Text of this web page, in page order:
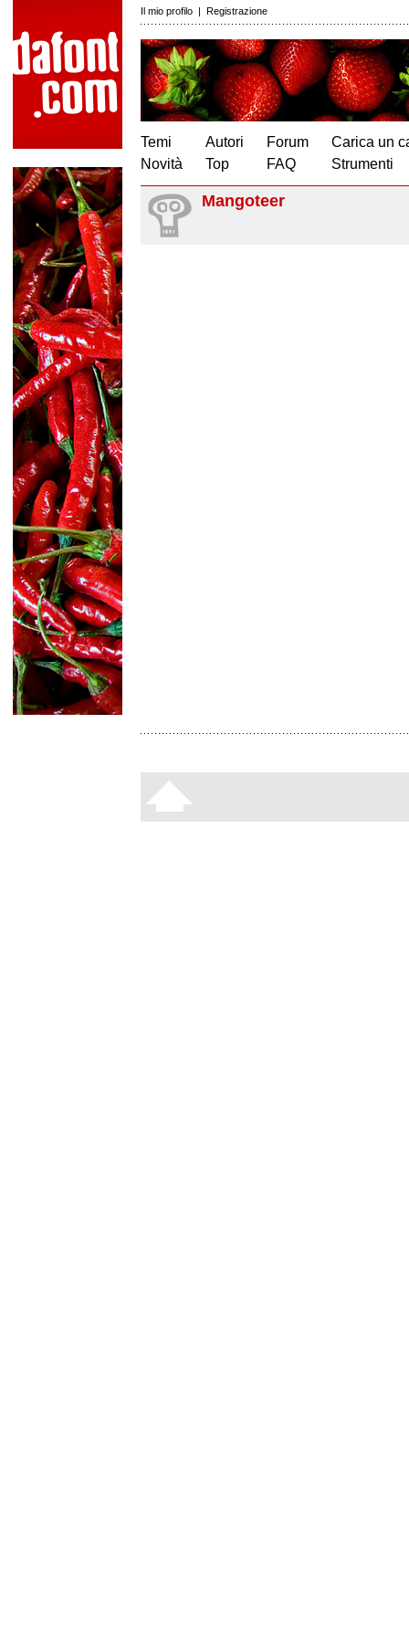
Il mio profilo | Registrazione
Temi
Novità
Autori
Top
Forum
FAQ
Carica un
Strumenti
Mangoteer